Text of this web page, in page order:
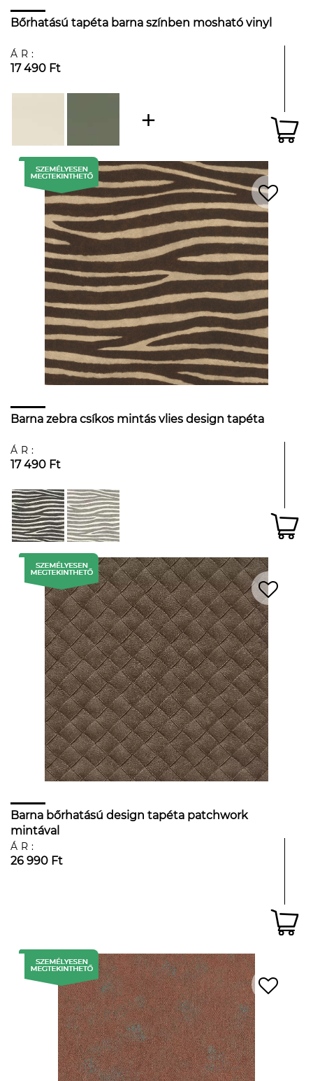
Bőrhatású tapéta barna színben mosható vinyl
ÁR:
17 490 Ft
Barna zebra csíkos mintás vlies design tapéta
ÁR:
17 490 Ft
Barna bőrhatású design tapéta patchwork
mintával
ÁR:
26 990 Ft